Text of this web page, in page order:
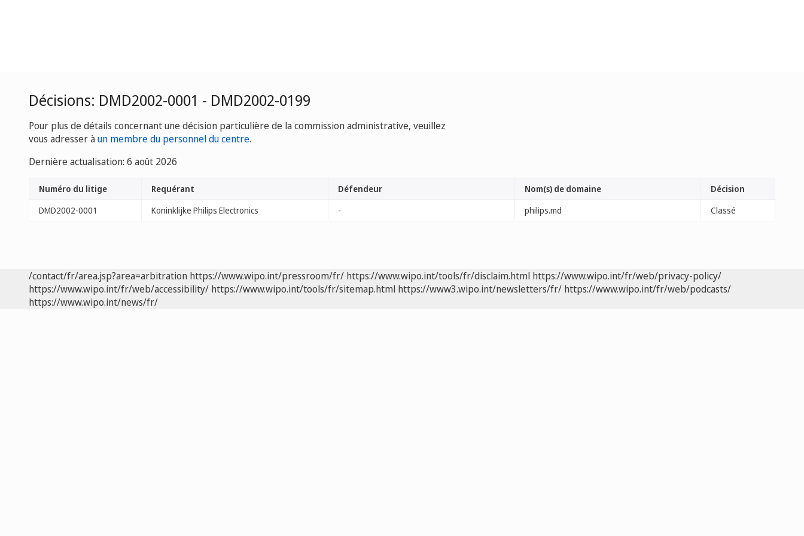
Décisions: DMD2002-0001 - DMD2002-0199
Pour plus de détails concernant une décision particulière de la commission administrative, veuillez
vous adresser àun membre du personnel du centre.
Dernière actualisation: 6 août 2026
Numéro du litige Requérant Défendeur Nom(s) de domaine
Décision
DMD2002-0001
Koninklijke Philips Electronics - philips.md Classé
/contact/fr/area.jsp?area=arbitration https://www.wipo.int/pressroom/fr/ https://www.wipo.int/tools/fr/disclaim.html https://www.wipo.int/fr/web/privacy-policy/
https://www.wipo.int/fr/web/accessibility/ https://www.wipo.int/tools/fr/sitemap.html https://www3.wipo.int/newsletters/fr/ https://www.wipo.int/fr/web/podcasts/
https://www.wipo.int/news/fr/